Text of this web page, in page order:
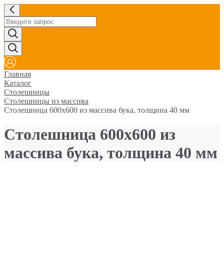
Главная
Каталог
Столешницы
Столешницы из массива
Столешница 600х600 из массива бука, толщина 40 мм
Столешница 600х600 из
массива бука, толщина 40 мм